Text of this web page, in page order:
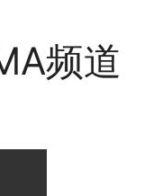
频道